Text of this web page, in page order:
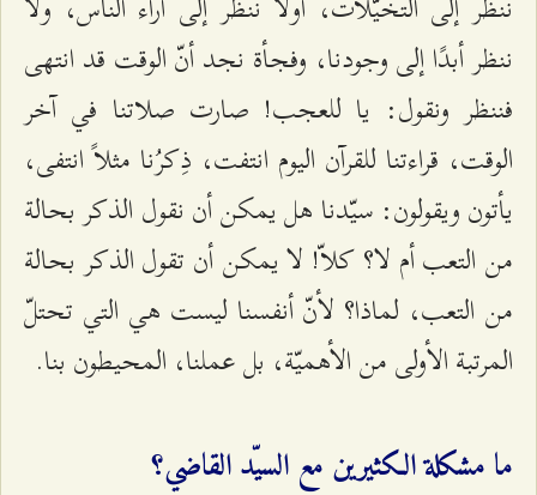
ننظر أبدًا إلى وجودنا، وفجأة نجد أنّ الوقت قد انتهى
فننظر ونقول: يا للعجب! صارت صلاتنا في آخر
الوقت، قراءتنا للقرآن اليوم انتفت، ذِكرُنا مثلاً انتفى،
يأتون ويقولون: سيّدنا هل يمكن أن نقول الذكر بحالة
من التعب أم لا؟ كلاّ! لا يمكن أن تقول الذكر بحالة
من التعب، لماذا؟ لأنّ أنفسنا ليست هي التي تحتلّ
المرتبة الأولى من الأهميّة، بل عملنا، المحيطون بنا.
ما مشكلة الكثيرين مع السيّد القاضي؟